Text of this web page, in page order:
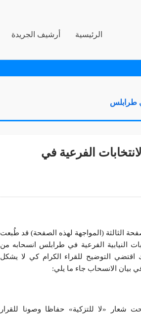
الرئيسية أرشيف الجريدة
طرابلس
الفرعية في
الثالثة (المواجهة لهذه الصفحة) قد طُبعت
النيابية الفرعية في طرابلس انسحابه من
التوضيح للقراء الكرام كي لا يشكل
بيان الانسحاب جاء ما يلي:
شعار «لا للتزكية» حفاظا وصونا للقرار